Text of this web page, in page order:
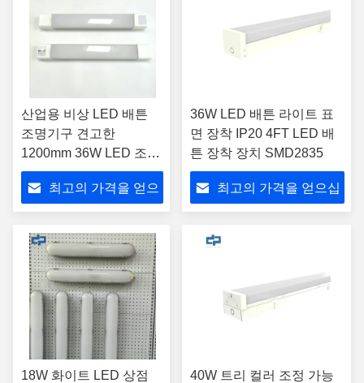
산업용 비상 LED 배튼
조명기구 견고한
1200mm 36W LED 조명
기구 창고 주차장 센서
디밍 방수 LED 조명
최고의 가격을 얻으
36W LED 배튼 라이트 표
면 장착 IP20 4FT LED 배
튼 장착 장치 SMD2835
최고의 가격을 얻으십
18W 화이트 LED 상점
40W 트리 컬러 조정 가능